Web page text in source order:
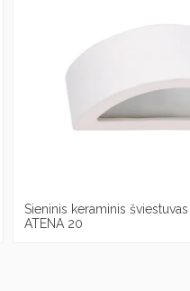
Sieninis keraminis šviestuvas
ATENA 20